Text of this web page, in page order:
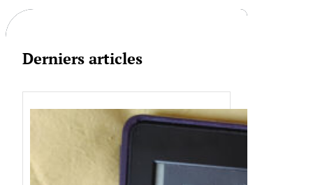
h
Derniers articles